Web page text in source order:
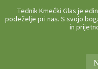
Tednik Kmečki Glas je
podeželje pri nas. S svojo
in